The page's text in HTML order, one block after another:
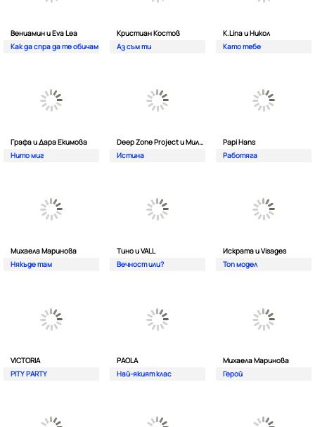
Вениамин и Eva Lea
Как да спра да те обичам
Кристиан Костов
Аз съм ти
K.Lina и Никол
Като тебе
Графа и Дара Екимова
Нито миг
Deep Zone Project и Милена
Истина
Papi Hans
Работяга
Михаела Маринова
Някъде там
Тино и VALL
Вечност или?
Искрата и Visages
Топ модел
VICTORIA
PITY PARTY
PAOLA
Най-якият клас
Михаела Маринова
Герой